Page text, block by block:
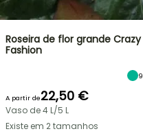
Roseira de flor grande Crazy
Fashion
9
A partir de22,50 €
Vaso de 4 L/5 L
Existe em 2 tamanhos